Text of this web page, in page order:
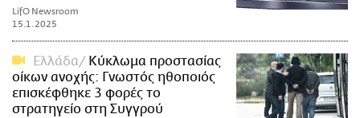
LifO Newsroom
15.1.2025
Ελλάδα
Κύκλωμα προστασίας
οίκων ανοχής: Γνωστός ηθοποιός
επισκέφθηκε 3 φορές το
στρατηγείο στη Συγγρού